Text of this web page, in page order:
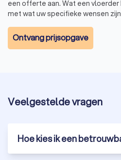
een offerte aan. Wat een
met wat uw specifieke wensen
Ontvang prijsopgave
Veelgestelde vragen
Hoe kies ik een